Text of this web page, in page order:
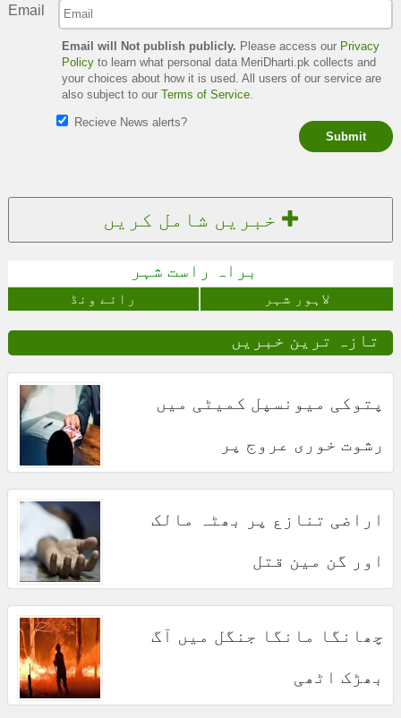
Email
Email will Not publish publicly. Please access our Privacy
Policyto learn what personal data MeriDharti.pk collects and
your choices about how it is used. All users of our service are
also subject to our Terms of Service.
Recieve News alerts?
Submit
خبریں شامل کریں
براہ راست شہر
لاہور شہر رائے ونڈ
تازہ ترین خبریں
پتوکی میونسپل کمیٹی میں
رشوت خوری عروج پر
اراضی تنازع پر بھٹہ مالک
اور گن مین قتل
چھانگا مانگا جنگل میں آگ
بھڑک اٹھی